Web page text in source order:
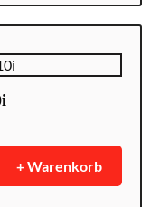
+ Warenkorb